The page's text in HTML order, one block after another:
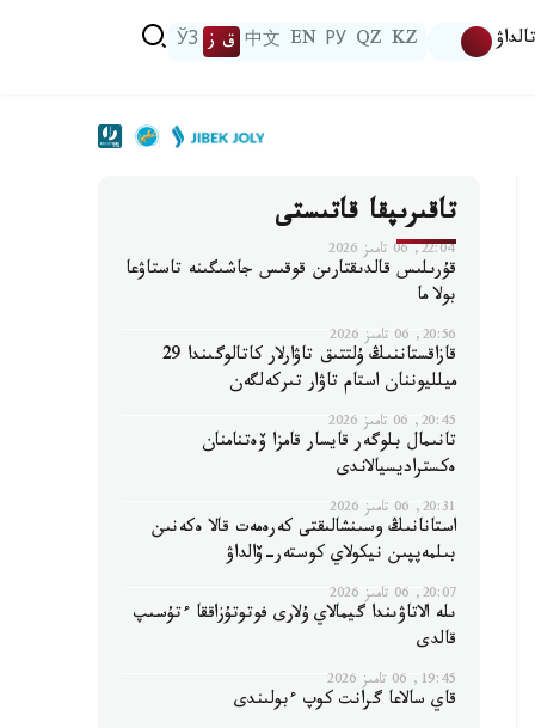
تالداۋ KZ
QZ
РУ
EN
中文 ق ز ЎЗ
تاقىرىپقا قاتىستى
22:04, 06 تامىز 2026
قۇرىلىس قالدىقتارىن قوقىس جاشىگىنە تاستاۋعا
بولا ما
20:56, 06 تامىز 2026
قازاقستاننىڭ ۇلتتىق تاۋارلار كاتالوگىندا 29
ميلليوننان استام تاۋار تىركەلگەن
20:45, 06 تامىز 2026
تانىمال بلوگەر قايسار قامزا ۆەتنامنان
ەكستراديسيالاندى
20:31, 06 تامىز 2026
استانانىڭ وسىنشالىقتى كەرەمەت قالا ەكەنىن
بىلمەپپىن نيكولاي كوستەر-ۆالداۋ
20:07, 06 تامىز 2026
ىلە الاتاۋىندا گيمالاي ۇلارى فوتوتۇزاققا ءتۇسىپ
قالدى
19:45, 06 تامىز 2026
قاي سالاعا گرانت كوپ ءبولىندى